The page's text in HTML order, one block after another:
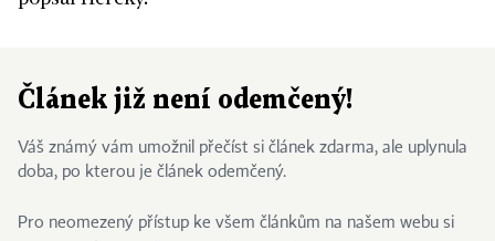
Článek již není odemčený!
Váš známý vám umožnil přečíst si článek zdarma, ale uplynula
doba, po kterou je článek odemčený.
Pro neomezený přístup ke všem článkům na našem webu si